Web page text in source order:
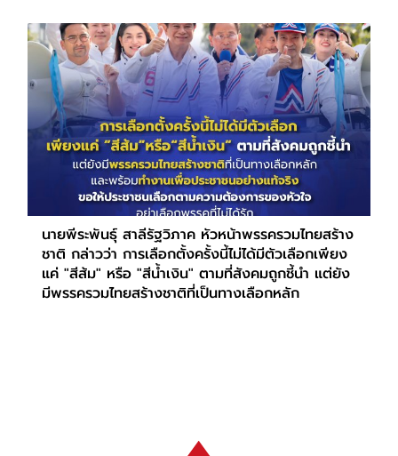
นายพีระพันธุ์ สาลีรัฐวิภาค หัวหน้าพรรครวมไทยสร้าง
ชาติ กล่าวว่า การเลือกตั้งครั้งนี้ไม่ได้มีตัวเลือกเพียง
แค่ "สีส้ม" หรือ "สีน้ำเงิน" ตามที่สังคมถูกชี้นำ แต่ยัง
มีพรรครวมไทยสร้างชาติที่เป็นทางเลือกหลัก